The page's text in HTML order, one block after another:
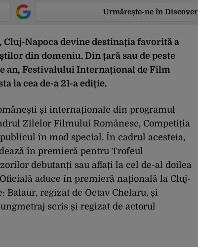
Urmărește-ne în Discover
Cluj-Napoca devine destinația favorită a
din domeniu. Din țară sau de peste
an, Festivalului Internațional de Film
la cea de-a 21-a ediție.
și internaționale din programul
Zilelor Filmului Românesc, Competiția
în mod special. În cadrul acesteia,
în premieră pentru Trofeul
debutanți sau aflați la cel de-al doilea
aduce în premieră națională la Cluj-
Balaur, regizat de Octav Chelaru, și
scris și regizat de actorul